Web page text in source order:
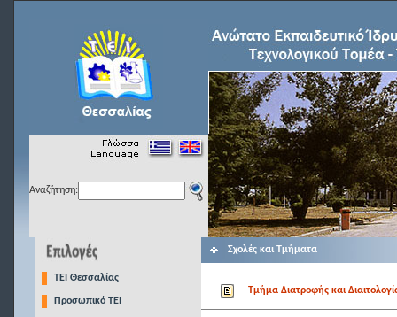
Αναζήτηση:
TEI Θεσσαλίας
Προσωπικό ΤΕΙ
Σχολές και Τμήματα
Tμήμα Διατροφής και